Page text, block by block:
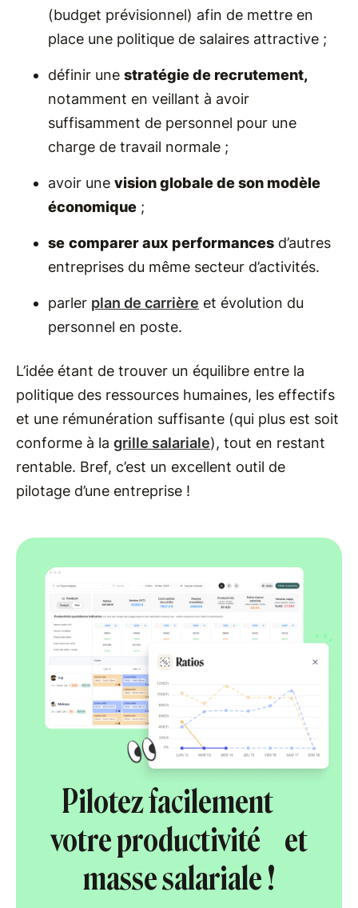
(budget prévisionnel) afin de mettre en
place une politique de salaires attractive ;
définir une stratégie de recrutement,
notamment en veillant à avoir
suffisamment de personnel pour une
charge de travail normale ;
avoir une vision globale de son modèle
économique ;
se comparer aux performances d’autres
entreprises du même secteur d’activités.
parler plan de carrière et évolution du
personnel en poste.
L’idée étant de trouver un équilibre entre la
politique des ressources humaines, les effectifs
et une rémunération suffisante (qui plus est soit
conforme à la grille salariale), tout en restant
rentable. Bref, c’est un excellent outil de
pilotage d’une entreprise !
Pilotez facilement
votre productivité et
masse salariale !